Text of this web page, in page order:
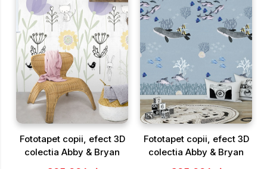
Fototapet copii, efect 3D
colectia Abby & Bryan
Fototapet copii, efect 3D
colectia Abby & Bryan